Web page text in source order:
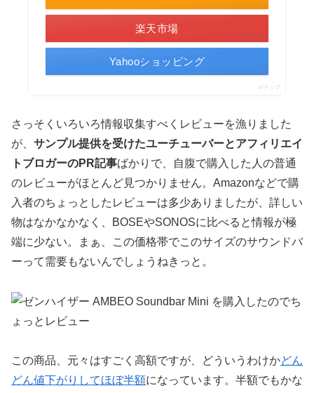
楽天市場
Yahooショッピング
ポチップ
さっそくいろいろ情報収集すべくレビューを漁りました
が、 サンプル提供を受けたユーチューバーとアフィリエイ
トブロガーのPR記事ばかりで、自腹で購入した人の普通
のレビューがほとんど見つかりません。Amazonなどで購
入者のちょっとしたレビューは多少ありましたが、詳しい
物はなかなかなく、BOSEやSONOSに比べると情報が極
端に少ない。まぁ、この価格帯でこのサイズのサウンドバ
ーって需要もないんでしょうねきっと。
この商品、元々はすごく高額ですが、どういうわけかどん
どん値下がりしてほぼ半額になっています。半額でもかな